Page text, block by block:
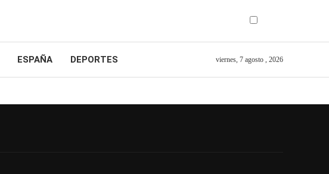
ESPAÑA DEPORTES viernes, 7 agosto , 2026